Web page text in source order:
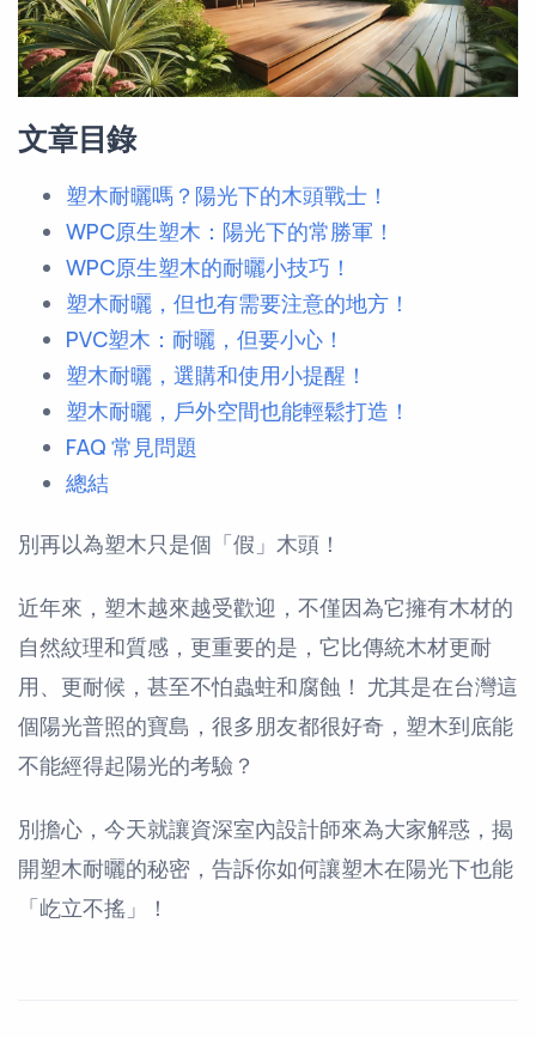
文章目錄
塑木耐曬嗎？陽光下的木頭戰士！
WPC原生塑木：陽光下的常勝軍！
WPC原生塑木的耐曬小技巧！
塑木耐曬，但也有需要注意的地方！
PVC塑木：耐曬，但要小心！
塑木耐曬，選購和使用小提醒！
塑木耐曬，戶外空間也能輕鬆打造！
FAQ 常見問題
總結
別再以為塑木只是個「假」木頭！
近年來，塑木越來越受歡迎，不僅因為它擁有木材的
自然紋理和質感，更重要的是，它比傳統木材更耐
用、更耐候，甚至不怕蟲蛀和腐蝕！ 尤其是在台灣這
個陽光普照的寶島，很多朋友都很好奇，塑木到底能
不能經得起陽光的考驗？
別擔心，今天就讓資深室內設計師來為大家解惑，揭
開塑木耐曬的秘密，告訴你如何讓塑木在陽光下也能
「屹立不搖」！